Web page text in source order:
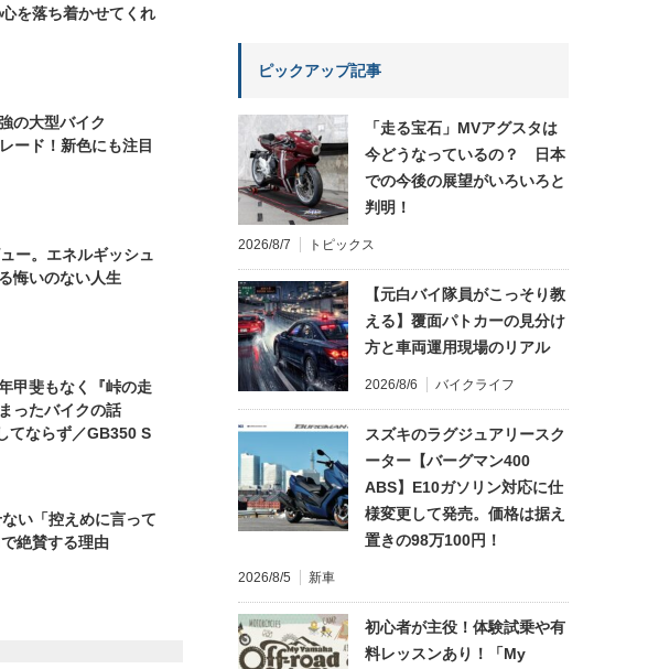
を落ち着かせてくれ
の大型バイク
ード！新色にも注目
ー。エネルギッシュ
悔いのない人生
甲斐もなく『峠の走
ったバイクの話
てならず／GB350 S
】
い「控えめに言って
絶賛する理由
ピックアップ記事
「走る宝石」MVアグスタは
今どうなっているの？ 日本
での今後の展望がいろいろと
判明！
2026/8/7 トピックス
【元白バイ隊員がこっそり教
える】覆面パトカーの見分け
方と車両運用現場のリアル
2026/8/6 バイクライフ
スズキのラグジュアリースク
ーター【バーグマン400
ABS】E10ガソリン対応に仕
様変更して発売。価格は据え
置きの98万100円！
2026/8/5 新車
初心者が主役！体験試乗や有
料レッスンあり！「My